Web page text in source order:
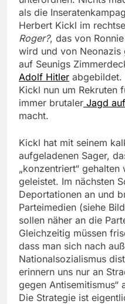
als die
Herbert Kickl im
Roger?, das von
wird und von
auf Seunigs
Adolf Hitler abgebildet.
Kickl nun um Rekruten
immer brutaler Jagd
macht.
Kickl hat mit seinem
aufgeladenen Sager,
„konzentriert“
geleistet. Im nächsten
Deportationen an und
Parteimedien (siehe
sollen näher an die
Gleichzeitig müssen
dass man sich nach
Nationalsozialismus
erinnern uns nur an
gegen Antisemitismus“
Die Strategie ist